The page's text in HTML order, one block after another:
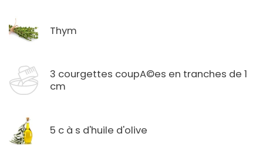
Thym
3 courgettes coupA©es en tranches de 1
cm
5 c à s d'huile d'olive